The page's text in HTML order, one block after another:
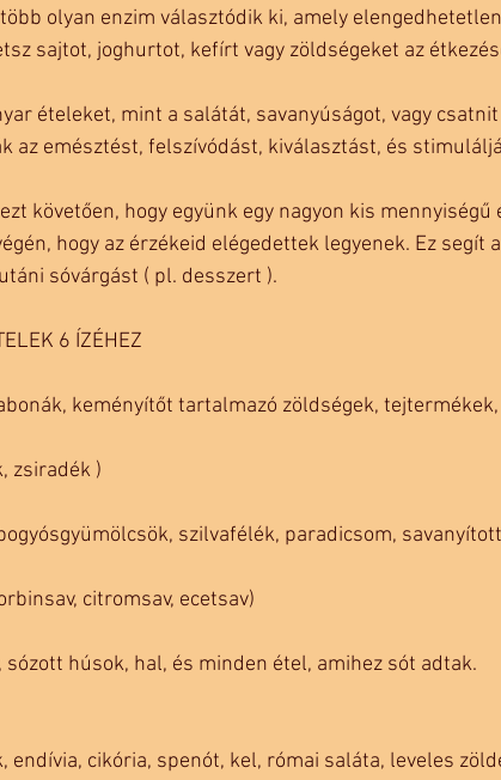
olyan enzim választódik ki, amely
sajtot, joghurtot, kefírt vagy zöldségeket az
ételeket, mint a salátát, savanyúságot, vagy
az emésztést, felszívódást, kiválasztást, és
követően, hogy együnk egy nagyon kis mennyiségű
hogy az érzékeid elégedettek legyenek. Ez segít
sóvárgást ( pl. desszert ).
6 ÍZÉHEZ
keményítőt tartalmazó zöldségek,
zsiradék )
szilvafélék, paradicsom,
citromsav, ecetsav)
sózott húsok, hal, és minden étel, amihez sót adtak.
endívia, cikória, spenót, kel, római saláta, leveles